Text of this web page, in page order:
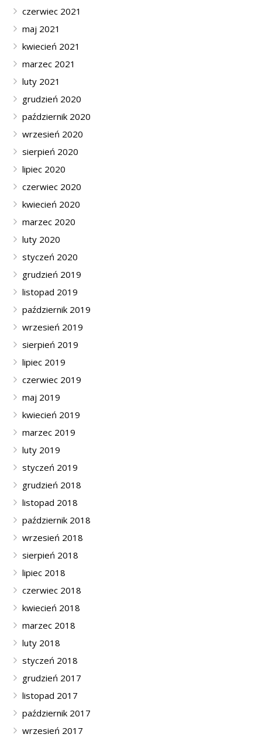
czerwiec 2021
maj 2021
kwiecień 2021
marzec 2021
luty 2021
grudzień 2020
październik 2020
wrzesień 2020
sierpień 2020
lipiec 2020
czerwiec 2020
kwiecień 2020
marzec 2020
luty 2020
styczeń 2020
grudzień 2019
listopad 2019
październik 2019
wrzesień 2019
sierpień 2019
lipiec 2019
czerwiec 2019
maj 2019
kwiecień 2019
marzec 2019
luty 2019
styczeń 2019
grudzień 2018
listopad 2018
październik 2018
wrzesień 2018
sierpień 2018
lipiec 2018
czerwiec 2018
kwiecień 2018
marzec 2018
luty 2018
styczeń 2018
grudzień 2017
listopad 2017
październik 2017
wrzesień 2017